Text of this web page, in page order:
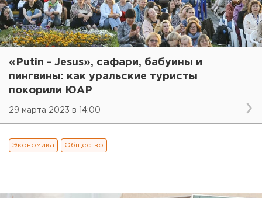
«Putin - Jesus», сафари, бабуины и
пингвины: как уральские туристы
покорили ЮАР
29 марта 2023 в 14:00
Экономика Общество